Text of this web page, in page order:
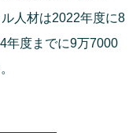
人材は2022年度に8
年度までに9万7000